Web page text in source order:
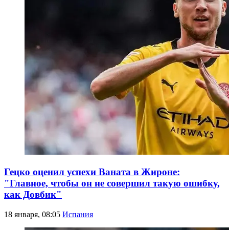
Гецко оценил успехи Ваната в Жироне:
"Главное, чтобы он не совершил такую ошибку,
как Довбик"
18 января, 08:05 Испания